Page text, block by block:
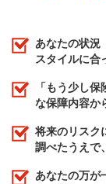
あなたの状況
スタイルに合
「もう少し
な保障内容か
将来のリスク
調べたうえで
あなたの万が